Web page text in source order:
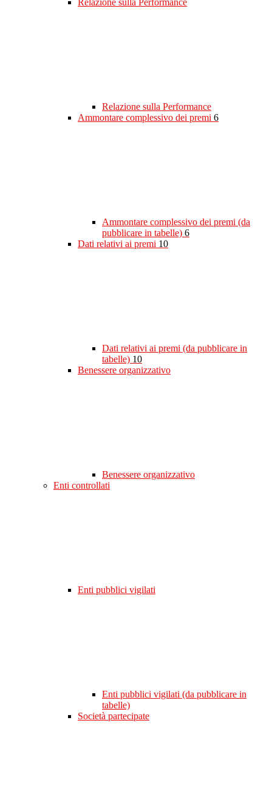
Relazione sulla Performance
Relazione sulla Performance
Ammontare complessivo dei premi 6
Ammontare complessivo dei premi (da
pubblicare in tabelle) 6
Dati relativi ai premi 10
Dati relativi ai premi (da pubblicare in
tabelle) 10
Benessere organizzativo
Benessere organizzativo
Enti controllati
Enti pubblici vigilati
Enti pubblici vigilati (da pubblicare in
tabelle)
Società partecipate